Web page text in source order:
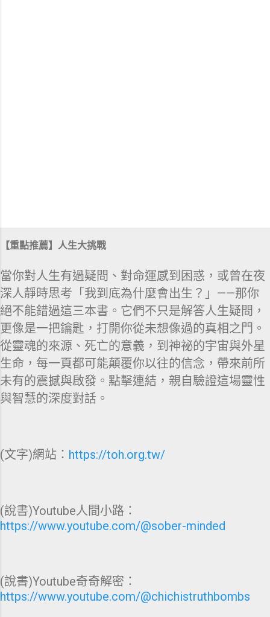
【重點推薦】人生大挑戰
當你對人生有過疑問、對命運感到困惑，或曾在夜
深人靜時思考「我到底為什麼會出生？」——那你
絕不能錯過這三本書。它們不只是解答人生疑問，
更像是一把鑰匙，打開你從未想像過的真相之門。
從靈魂的來源、死亡的意義，到神祕的宇宙與外星
生命，每一頁都可能顛覆你以往的信念，帶來前所
未有的震撼與啟發。點擊連結，親自驗證這場靈性
與智慧的深度對話。
(文字)網站： https://toh.org.tw/
(說書)Youtube人間小路：
https://www.youtube.com/@sober-minded
(說書)Youtube奇奇解密：
https://www.youtube.com/@chichistruthbombs